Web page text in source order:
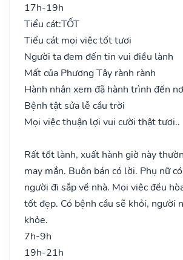
17h-19h
Tiểu cát:TỐT
Tiểu cát mọi việc tốt tươi
Người ta đem đến tin vui điều lành
Mất của Phương Tây rành rành
Hành nhân xem đã hành trình đến
Bệnh tật sửa lễ cầu trời
Mọi việc thuận lợi vui cười thật tươi..
Rất tốt lành, xuất hành giờ này
may mắn. Buôn bán có lời. Phụ nữ
người đi sắp về nhà. Mọi việc đều
tốt đẹp. Có bệnh cầu sẽ khỏi, người
khỏe.
7h-9h
19h-21h